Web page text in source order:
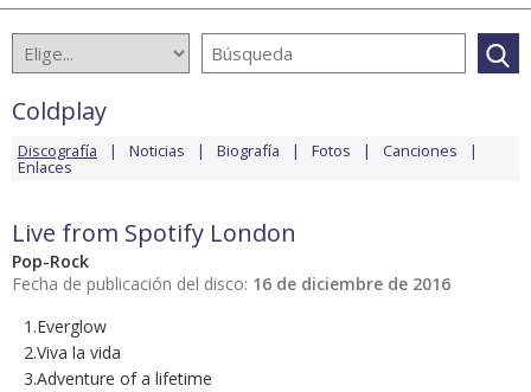
Coldplay
Discografía Noticias Biografía Fotos Canciones
Enlaces
Live from Spotify London
Pop-Rock
Fecha de publicación del disco: 16 de diciembre de 2016
1.Everglow
2.Viva la vida
3.Adventure of a lifetime